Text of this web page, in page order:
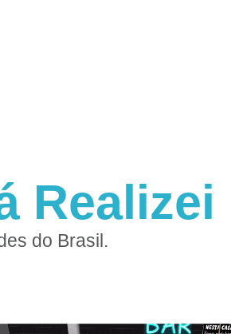
Realizei
do Brasil.